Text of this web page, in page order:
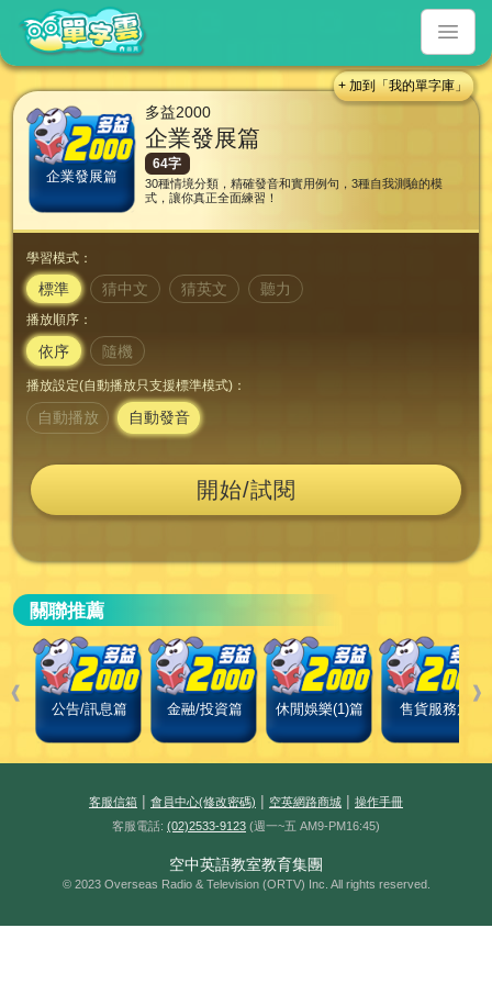
+ 加到「我的單字庫」
企業發展篇
多益2000
企業發展篇
64字
30種情境分類，精確發音和實用例句，3種自我測驗的模
式，讓你真正全面練習！
學習模式：
標準 猜中文 猜英文 聽力
播放順序：
依序 隨機
播放設定(自動播放只支援標準模式)：
自動播放 自動發音
開始/試閱
關聯推薦
❰ ❱
公告/訊息篇 金融/投資篇 休閒娛樂(1)篇 售貨服務篇
客服信箱 | 會員中心(修改密碼) | 空英網路商城 | 操作手冊
客服電話: (02)2533-9123 (週一~五 AM9-PM16:45)
空中英語教室教育集團
© 2023 Overseas Radio & Television (ORTV) Inc. All rights reserved.